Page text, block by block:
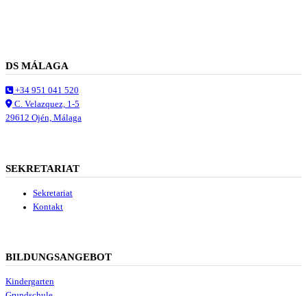
DS MÁLAGA
+34 951 041 520
C. Velazquez, 1-5
29612 Ojén, Málaga
SEKRETARIAT
Sekretariat
Kontakt
BILDUNGSANGEBOT
Kindergarten